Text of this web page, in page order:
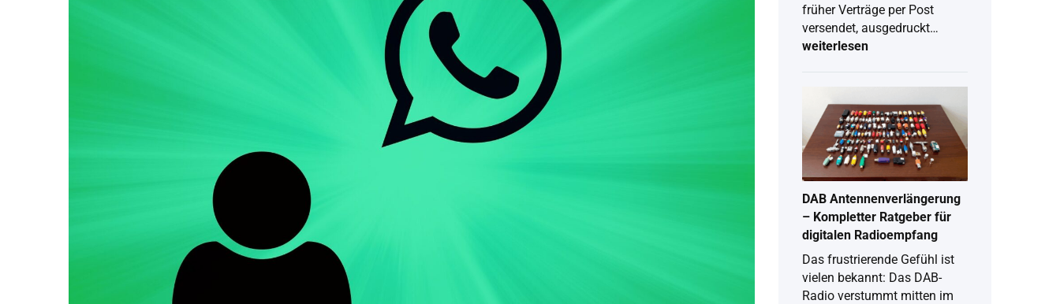
früher Verträge per Post
versendet, ausgedruckt…
Digitale
Schritt
Anleitung
für
2026
weiterlesen
DAB Antennenverlängerung
– Kompletter Ratgeber für
digitalen Radioempfang
Das frustrierende Gefühl ist
vielen bekannt: Das DAB-
Radio verstummt mitten im